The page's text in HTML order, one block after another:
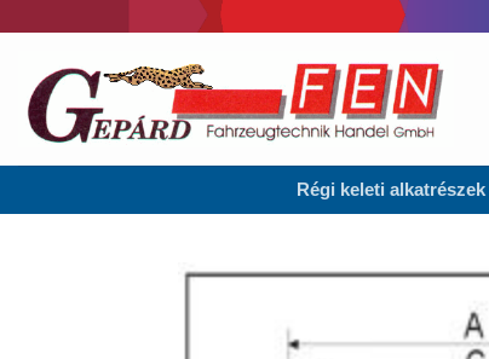
to
Régi keleti alkatrészek